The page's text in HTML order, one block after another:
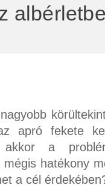
fekete
akkor a
hatékony
a cél